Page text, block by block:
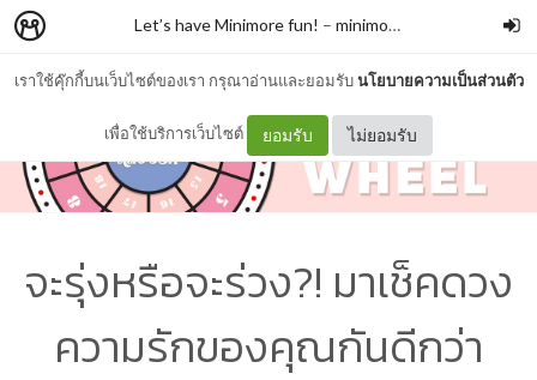
เราใช้คุ๊กกี้บนเว็บไซต์ของเรา กรุณาอ่านและยอมรับนโยบายความเป็นส่วนตัว
เพื่อใช้บริการเว็บไซต์ ยอมรับ ไม่ยอมรับ
Let’s have Minimore fun! – minimore
จะรุ่งหรือจะร่วง?! มาเช็คดวง
ความรักของคุณกันดีกว่า